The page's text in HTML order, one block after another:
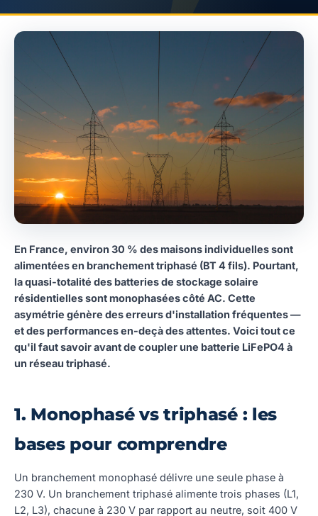
En France, environ 30 % des maisons individuelles sont
alimentées en branchement triphasé (BT 4 fils). Pourtant,
la quasi-totalité des batteries de stockage solaire
résidentielles sont monophasées côté AC. Cette
asymétrie génère des erreurs d'installation fréquentes —
et des performances en-deçà des attentes. Voici tout ce
qu'il faut savoir avant de coupler une batterie LiFePO4 à
un réseau triphasé.
1. Monophasé vs triphasé : les
bases pour comprendre
Un branchement monophasé délivre une seule phase à
230 V. Un branchement triphasé alimente trois phases (L1,
L2, L3), chacune à 230 V par rapport au neutre, soit 400 V